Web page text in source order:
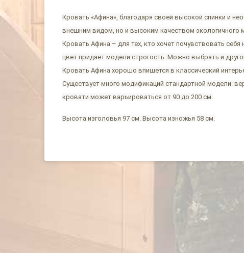
Кровать «Афина», благодаря своей высокой спинки и
внешним видом, но и высоким качеством экологичного
Кровать Афина – для тех, кто хочет почувствовать
цвет придает модели строгость. Можно выбрать и
Кровать Афина хорошо впишется в классический
Существует много модификаций стандартной модели:
кровати может варьироваться от 90 до 200 см.
Высота изголовья 97 см. Высота изножья 58 см.